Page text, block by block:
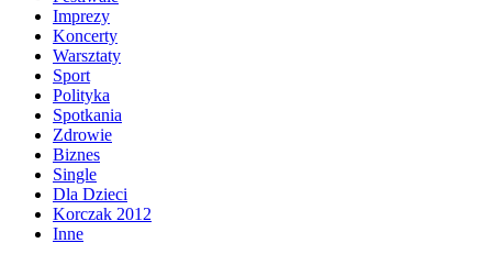
Imprezy
Koncerty
Warsztaty
Sport
Polityka
Spotkania
Zdrowie
Biznes
Single
Dla Dzieci
Korczak 2012
Inne